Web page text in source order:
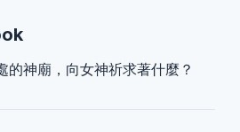
的神廟，向女神祈求著什麼？